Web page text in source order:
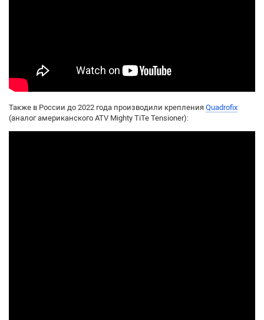
Также в России до 2022 года производили крепления Quadrofix
(аналог американского ATV Mighty TiTe Tensioner):